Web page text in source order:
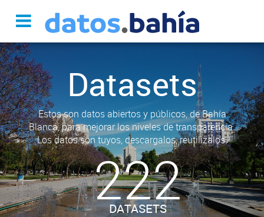
Datasets
Estos son datos abiertos y públicos, de Bahía
Blanca, para mejorar los niveles de transparencia.
Los datos son tuyos, descargalos, reutilizalos.
222
DATASETS